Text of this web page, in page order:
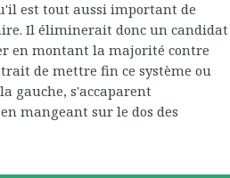
est tout aussi important de
Il éliminerait donc un candidat
en montant la majorité contre
de mettre fin ce système ou
gauche, s'accaparent
mangeant sur le dos des